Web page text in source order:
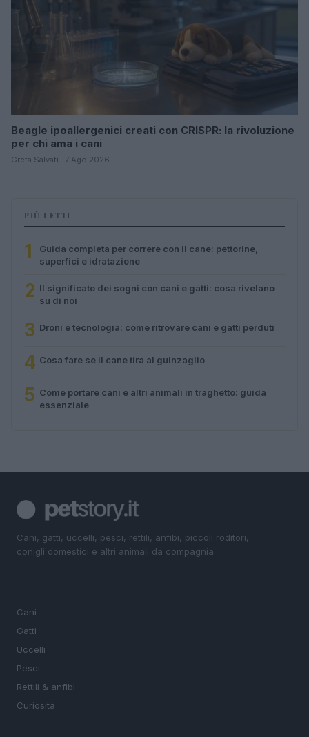
Beagle ipoallergenici creati con CRISPR: la rivoluzione
per chi ama i cani
Greta Salvati · 7 Ago 2026
PIÙ LETTI
1
Guida completa per correre con il cane: pettorine,
superfici e idratazione
2 Il significato dei sogni con cani e gatti: cosa rivelano
su di noi
3 Droni e tecnologia: come ritrovare cani e gatti perduti
4 Cosa fare se il cane tira al guinzaglio
5 Come portare cani e altri animali in traghetto: guida
essenziale
Cani, gatti, uccelli, pesci, rettili, anfibi, piccoli roditori,
conigli domestici e altri animali da compagnia.
Cani
Gatti
Uccelli
Pesci
Rettili & anfibi
Curiosità